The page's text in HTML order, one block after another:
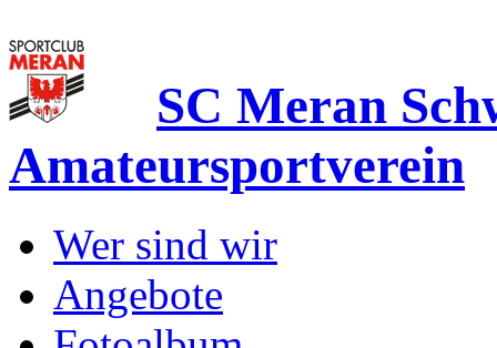
SC Meran
Amateursportverein
Wer sind wir
Angebote